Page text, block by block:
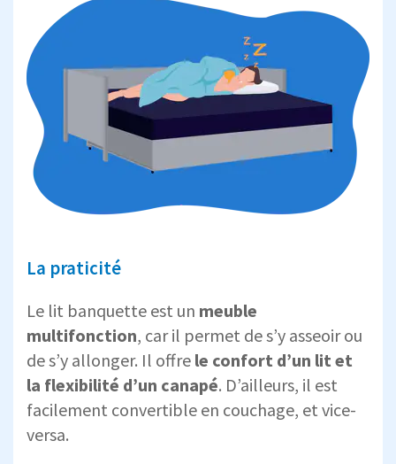
La praticité
Le lit banquette est un meuble
multifonction, car il permet de s’y asseoir ou
de s’y allonger. Il offre le confort d’un lit et
la flexibilité d’un canapé. D’ailleurs, il est
facilement convertible en couchage, et vice-
versa.